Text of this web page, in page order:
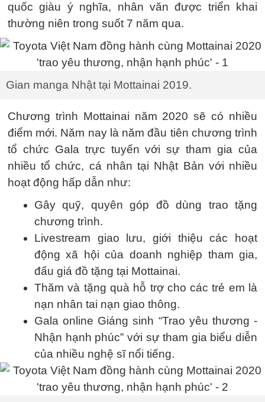
quốc giàu ý nghĩa, nhân văn được triển khai
thường niên trong suốt 7 năm qua.
Gian manga Nhật tại Mottainai 2019.
Chương trình Mottainai năm 2020 sẽ có nhiều
điểm mới. Năm nay là năm đầu tiên chương trình
tổ chức Gala trực tuyến với sự tham gia của
nhiều tổ chức, cá nhân tại Nhật Bản với nhiều
hoạt động hấp dẫn như:
Gây quỹ, quyên góp đồ dùng trao tặng
chương trình.
Livestream giao lưu, giới thiệu các hoạt
động xã hội của doanh nghiệp tham gia,
đấu giá đồ tặng tại Mottainai.
Thăm và tặng quà hỗ trợ cho các trẻ em là
nạn nhân tai nạn giao thông.
Gala online Giáng sinh “Trao yêu thương -
Nhận hạnh phúc” với sự tham gia biểu diễn
của nhiều nghệ sĩ nổi tiếng.